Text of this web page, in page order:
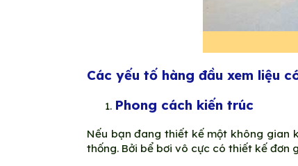
Các yếu tố hàng đầu xem liệu
Phong cách kiến trúc
Nếu bạn đang thiết kế một không gian
thống. Bởi bể bơi vô cực có thiết kế